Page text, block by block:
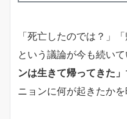
「死亡したのでは？」
という議論が今も続いて
ンは生きて帰ってきた」
ニョンに何が起きたか